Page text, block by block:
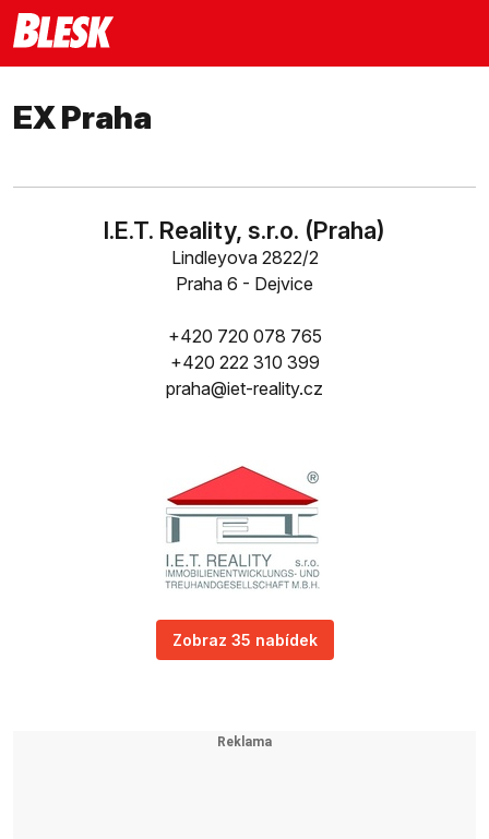
EX Praha
I.E.T. Reality, s.r.o. (Praha)
Lindleyova 2822/2
Praha 6 - Dejvice
+420 720 078 765
+420 222 310 399
praha@iet-reality.cz
Zobraz 35 nabídek